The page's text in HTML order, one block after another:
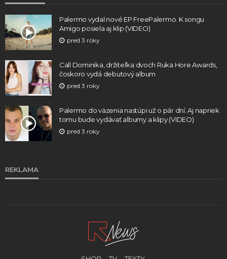
Palermo vydal nové EP FreePalermo. K songu
Amigo posiela aj klip (VIDEO)
pred 3 roky
Call Dominika, držiteľka dvoch Ruka Hore Awards,
čoskoro vydá debutový album
pred 3 roky
Palermo do väzenia nastúpi už o pár dní. Aj napriek
tomu bude vydávať albumy a klipy (VIDEO)
pred 3 roky
REKLAMA